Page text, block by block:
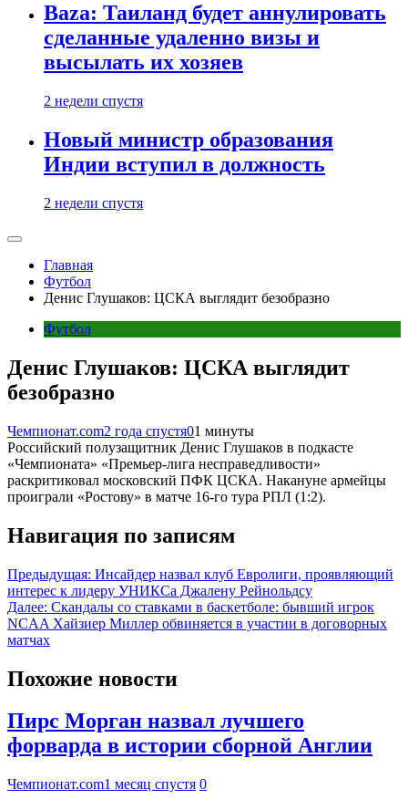
Baza: Таиланд будет аннулировать
сделанные удаленно визы и
высылать их хозяев
2 недели спустя
Новый министр образования
Индии вступил в должность
2 недели спустя
Главная
Футбол
Денис Глушаков: ЦСКА выглядит безобразно
Футбол
Денис Глушаков: ЦСКА выглядит
безобразно
Чемпионат.com2 года спустя01 минуты
Российский полузащитник Денис Глушаков в подкасте
«Чемпионата» «Премьер-лига несправедливости»
раскритиковал московский ПФК ЦСКА. Накануне армейцы
проиграли «Ростову» в матче 16-го тура РПЛ (1:2).
Навигация по записям
Предыдущая: Инсайдер назвал клуб Евролиги, проявляющий
интерес к лидеру УНИКСа Джалену Рейнольдсу
Далее: Скандалы со ставками в баскетболе: бывший игрок
NCAA Хайзиер Миллер обвиняется в участии в договорных
матчах
Похожие новости
Пирс Морган назвал лучшего
форварда в истории сборной Англии
Чемпионат.com1 месяц спустя 0